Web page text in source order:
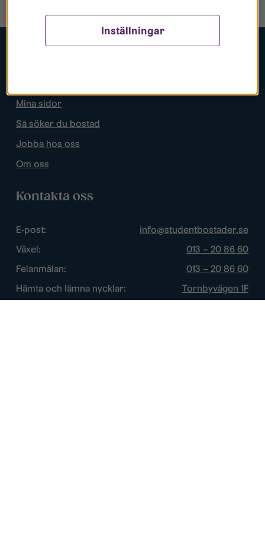
Populära sidor
Mina sidor
Så söker du bostad
Jobba hos oss
Om oss
Kontakta oss
E-post:
info@studentbostader.se
Växel:
013 – 20 86 60
Felanmälan:
013 – 20 86 60
Hämta och lämna nycklar:
Tornbyvägen 1F
Inställningar